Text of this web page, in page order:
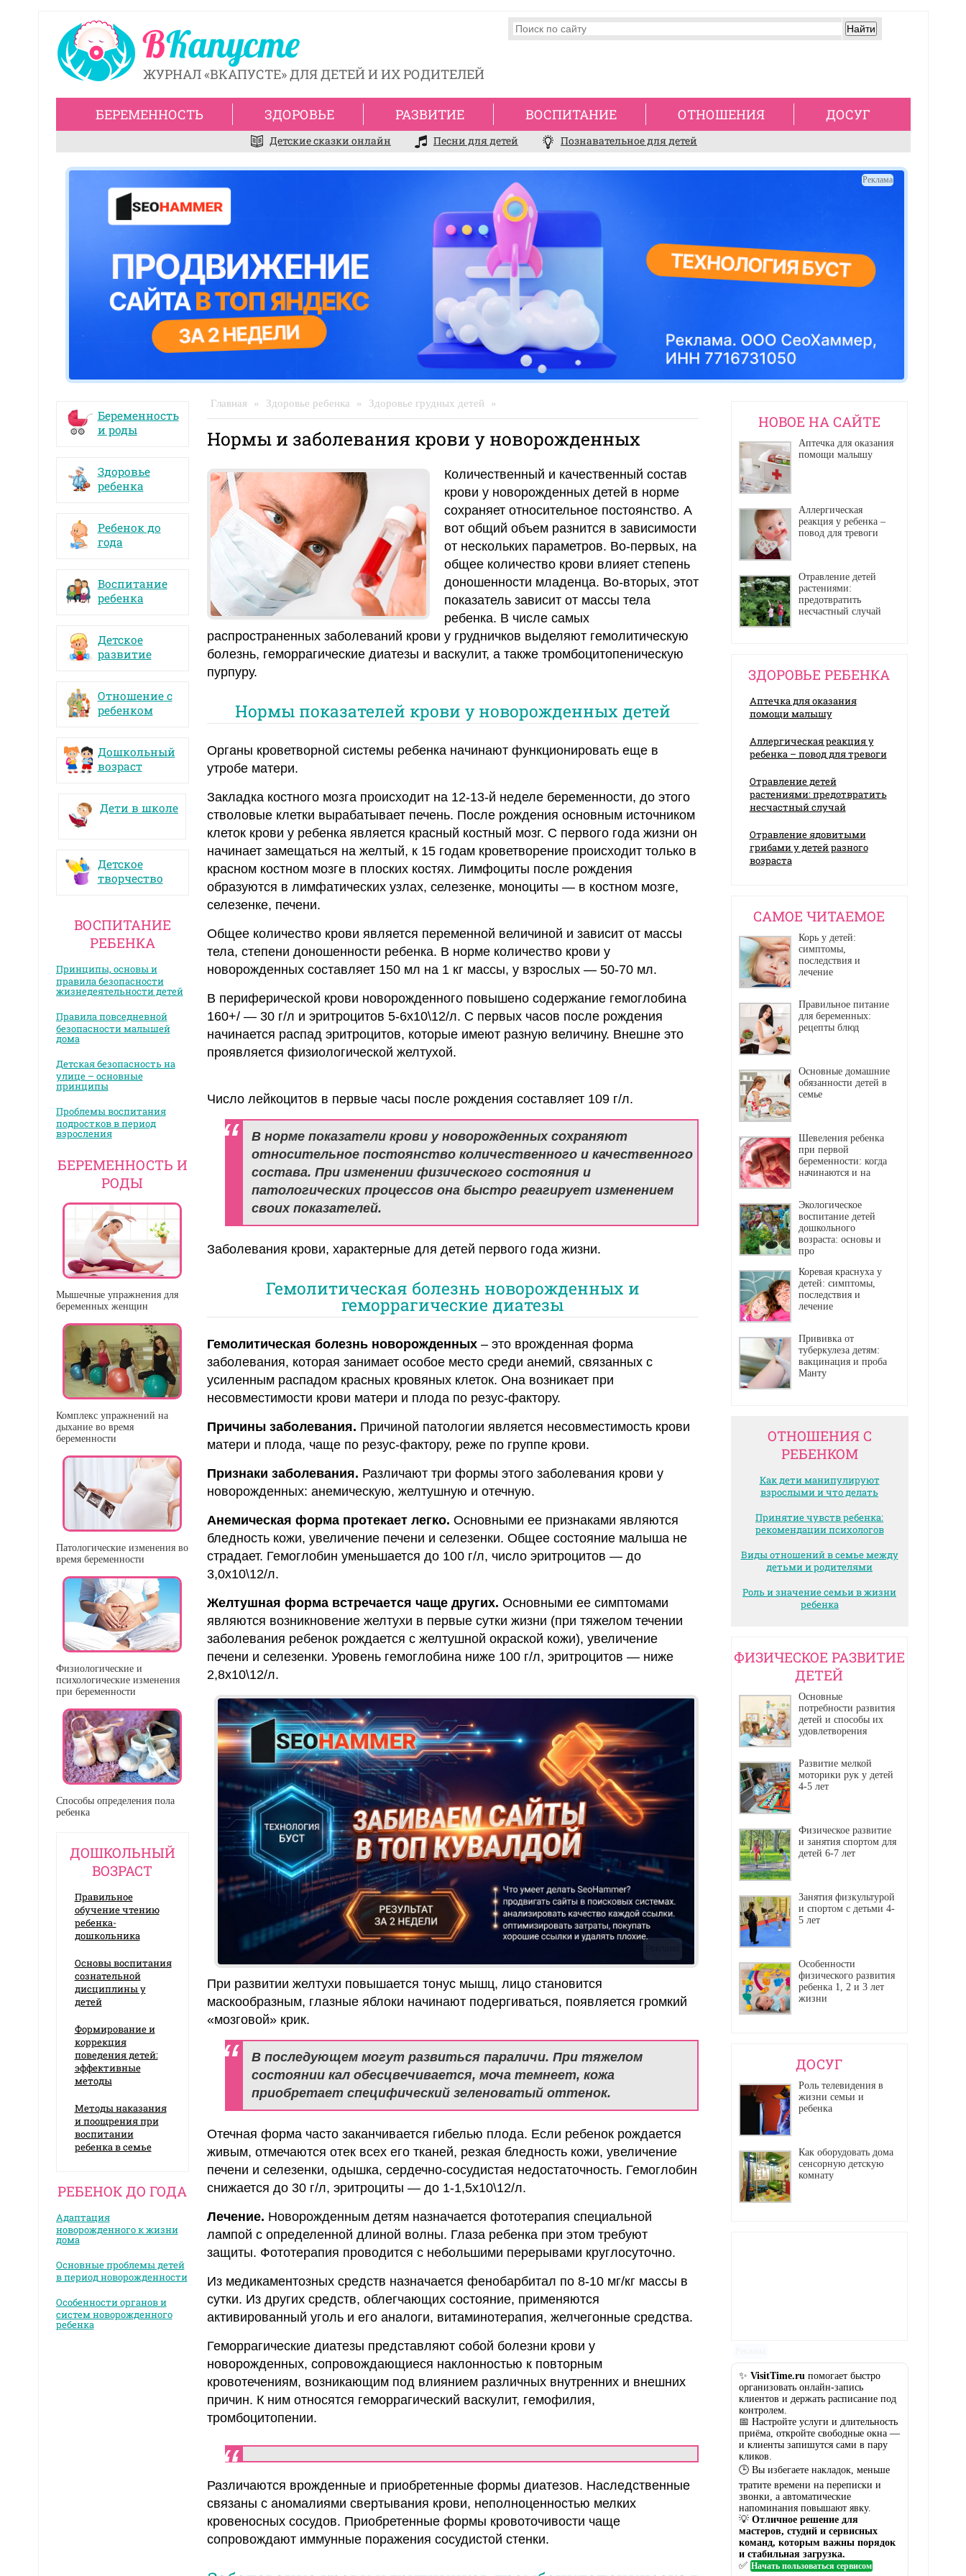
ЖУРНАЛ «ВКАПУСТЕ» ДЛЯ ДЕТЕЙ И ИХ РОДИТЕЛЕЙ
Реклама
Беременность
и роды
Здоровье
ребенка
Ребенок до
года
Воспитание
ребенка
Детское
развитие
Отношение с
ребенком
Дошкольный
возраст
Дети в школе
Детское
творчество
ВОСПИТАНИЕ
РЕБЕНКА
Принципы, основы и
правила безопасности
жизнедеятельности детей
Правила повседневной
безопасности малышей
дома
Детская безопасность на
улице – основные
принципы
Проблемы воспитания
подростков в период
взросления
БЕРЕМЕННОСТЬ И
РОДЫ
Мышечные упражнения для
беременных женщин
Комплекс упражнений на
дыхание во время
беременности
Патологические изменения во
время беременности
Физиологические и
психологические изменения
при беременности
Способы определения пола
ребенка
ДОШКОЛЬНЫЙ
ВОЗРАСТ
Правильное
обучение чтению
ребенка-
дошкольника
Основы воспитания
сознательной
дисциплины у
детей
Формирование и
коррекция
поведения детей:
эффективные
методы
Методы наказания
и поощрения при
воспитании
ребенка в семье
РЕБЕНОК ДО ГОДА
Адаптация
новорожденного к жизни
дома
Основные проблемы детей
в период новорожденности
Особенности органов и
систем новорожденного
ребенка
Главная » Здоровье ребенка » Здоровье грудных детей »
Нормы и заболевания крови у новорожденных
Количественный и качественный состав
крови у новорожденных детей в норме
сохраняет относительное постоянство. А
вот общий объем разнится в зависимости
от нескольких параметров. Во-первых, на
общее количество крови влияет степень
доношенности младенца. Во-вторых, этот
показатель зависит от массы тела
ребенка. В числе самых
распространенных заболеваний крови у грудничков выделяют гемолитическую
болезнь, геморрагические диатезы и васкулит, а также тромбоцитопеническую
пурпуру.
Нормы показателей крови у новорожденных детей
Органы кроветворной системы ребенка начинают функционировать еще в
утробе матери.
Закладка костного мозга происходит на 12-13-й неделе беременности, до этого
стволовые клетки вырабатывает печень. После рождения основным источником
клеток крови у ребенка является красный костный мозг. С первого года жизни он
начинает замещаться на желтый, к 15 годам кроветворение происходит только в
красном костном мозге в плоских костях. Лимфоциты после рождения
образуются в лимфатических узлах, селезенке, моноциты — в костном мозге,
селезенке, печени.
Общее количество крови является переменной величиной и зависит от массы
тела, степени доношенности ребенка. В норме количество крови у
новорожденных составляет 150 мл на 1 кг массы, у взрослых — 50-70 мл.
В периферической крови новорожденного повышено содержание гемоглобина
160+/ — 30 г/л и эритроцитов 5-6х10\12/л. С первых часов после рождения
начинается распад эритроцитов, которые имеют разную величину. Внешне это
проявляется физиологической желтухой.
Число лейкоцитов в первые часы после рождения составляет 109 г/л.
В норме показатели крови у новорожденных сохраняют
относительное постоянство количественного и качественного
состава. При изменении физического состояния и
патологических процессов она быстро реагирует изменением
своих показателей.
Заболевания крови, характерные для детей первого года жизни.
Гемолитическая болезнь новорожденных и
геморрагические диатезы
Гемолитическая болезнь новорожденных– это врожденная форма
заболевания, которая занимает особое место среди анемий, связанных с
усиленным распадом красных кровяных клеток. Она возникает при
несовместимости крови матери и плода по резус-фактору.
Причины заболевания. Причиной патологии является несовместимость крови
матери и плода, чаще по резус-фактору, реже по группе крови.
Признаки заболевания. Различают три формы этого заболевания крови у
новорожденных: анемическую, желтушную и отечную.
Анемическая форма протекает легко. Основными ее признаками являются
бледность кожи, увеличение печени и селезенки. Общее состояние малыша не
страдает. Гемоглобин уменьшается до 100 г/л, число эритроцитов — до
3,0х10\12/л.
Желтушная форма встречается чаще других. Основными ее симптомами
являются возникновение желтухи в первые сутки жизни (при тяжелом течении
заболевания ребенок рождается с желтушной окраской кожи), увеличение
печени и селезенки. Уровень гемоглобина ниже 100 г/л, эритроцитов — ниже
2,8х10\12/л.
При развитии желтухи повышается тонус мышц, лицо становится
маскообразным, глазные яблоки начинают подергиваться, появляется громкий
«мозговой» крик.
В последующем могут развиться параличи. При тяжелом
состоянии кал обесцвечивается, моча темнеет, кожа
приобретает специфический зеленоватый оттенок.
Отечная форма часто заканчивается гибелью плода. Если ребенок рождается
живым, отмечаются отек всех его тканей, резкая бледность кожи, увеличение
печени и селезенки, одышка, сердечно-сосудистая недостаточность. Гемоглобин
снижается до 30 г/л, эритроциты — до 1-1,5х10\12/л.
Лечение. Новорожденным детям назначается фототерапия специальной
лампой с определенной длиной волны. Глаза ребенка при этом требуют
защиты. Фототерапия проводится с небольшими перерывами круглосуточно.
Из медикаментозных средств назначается фенобарбитал по 8-10 мг/кг массы в
сутки. Из других средств, облегчающих состояние, применяются
активированный уголь и его аналоги, витаминотерапия, желчегонные средства.
Геморрагические диатезы представляют собой болезни крови у
новорожденных, сопровождающиеся наклонностью к повторным
кровотечениям, возникающим под влиянием различных внутренних и внешних
причин. К ним относятся геморрагический васкулит, гемофилия,
тромбоцитопении.
Различаются врожденные и приобретенные формы диатезов. Наследственные
связаны с аномалиями свертывания крови, неполноценностью мелких
кровеносных сосудов. Приобретенные формы кровоточивости чаще
сопровождают иммунные поражения сосудистой стенки.
НОВОЕ НА САЙТЕ
Аптечка для оказания
помощи малышу
Аллергическая
реакция у ребенка –
повод для тревоги
Отравление детей
растениями:
предотвратить
несчастный случай
ЗДОРОВЬЕ РЕБЕНКА
Аптечка для оказания
помощи малышу
Аллергическая реакция у
ребенка – повод для тревоги
Отравление детей
растениями: предотвратить
несчастный случай
Отравление ядовитыми
грибами у детей разного
возраста
CАМОЕ ЧИТАЕМОЕ
Корь у детей:
симптомы,
последствия и
лечение
Правильное питание
для беременных:
рецепты блюд
Основные домашние
обязанности детей в
семье
Шевеления ребенка
при первой
беременности: когда
начинаются и на
Экологическое
воспитание детей
дошкольного
возраста: основы и
про
Коревая краснуха у
детей: симптомы,
последствия и
лечение
Прививка от
туберкулеза детям:
вакцинация и проба
Манту
ОТНОШЕНИЯ С
РЕБЕНКОМ
Как дети манипулируют
взрослыми и что делать
Принятие чувств ребенка:
рекомендации психологов
Виды отношений в семье между
детьми и родителями
Роль и значение семьи в жизни
ребенка
ФИЗИЧЕСКОЕ РАЗВИТИЕ
ДЕТЕЙ
Основные
потребности развития
детей и способы их
удовлетворения
Развитие мелкой
моторики рук у детей
4-5 лет
Физическое развитие
и занятия спортом для
детей 6-7 лет
Занятия физкультурой
и спортом с детьми 4-
5 лет
Особенности
физического развития
ребенка 1, 2 и 3 лет
жизни
ДОСУГ
Роль телевидения в
жизни семьи и
ребенка
Как оборудовать дома
сенсорную детскую
комнату
✨ VisitTime.ru помогает быстро
организовать онлайн-запись
клиентов и держать расписание под
контролем.
📅 Настройте услуги и длительность
приёма, откройте свободные окна —
и клиенты запишутся сами в пару
кликов.
🕒 Вы избегаете накладок, меньше
тратите времени на переписки и
звонки, а автоматические
напоминания повышают явку.
💡 Отличное решение для
мастеров, студий и сервисных
команд, которым важны порядок
и стабильная загрузка.
✅ Начать пользоваться сервисом
БЕРЕМЕННОСТЬ ЗДОРОВЬЕ РАЗВИТИЕ ВОСПИТАНИЕ ОТНОШЕНИЯ ДОСУГ
Детские сказки онлайн Песни для детей Познавательное для детей